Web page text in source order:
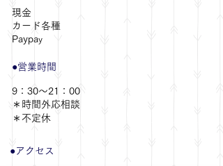
現金
カード各種
​Paypay
​●営業時間
9：30～21：00
​＊時間外応相談
​＊不定休
●アクセス